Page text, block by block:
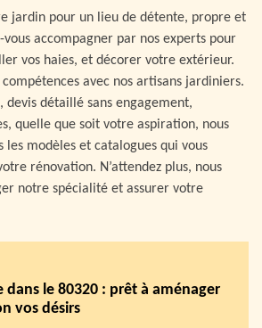
jardin pour un lieu de détente, propre et
vous accompagner par nos experts pour
vos haies, et décorer votre extérieur.
compétences avec nos artisans jardiniers.
devis détaillé sans engagement,
quelle que soit votre aspiration, nous
les modèles et catalogues qui vous
rénovation. N’attendez plus, nous
notre spécialité et assurer votre
dans le 80320 : prêt à aménager
vos désirs